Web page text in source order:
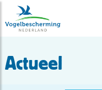
Actueel